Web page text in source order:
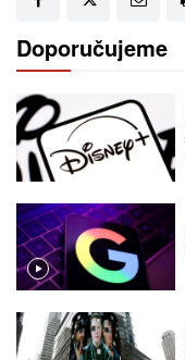
Doporučujeme